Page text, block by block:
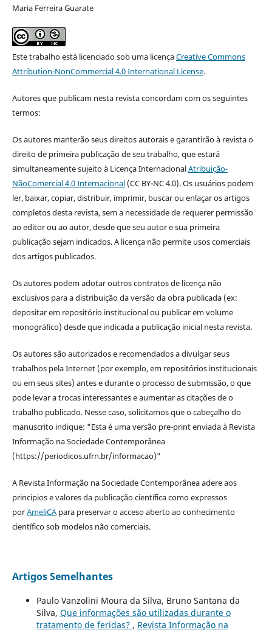
Maria Ferreira Guarate
Este trabalho está licenciado sob uma licençaCreative Commons
Attribution-NonCommercial 4.0 International License.
Autores que publicam nesta revista concordam com os seguintes
termos:
Os autores manterão seus direitos autorais e garantirão à revista o
direito de primeira publicação de seu trabalho, que estará
simultaneamente sujeito à Licença InternacionalAtribuição-
NãoComercial 4.0 Internacional(CC BY-NC 4.0). Os usuários podem
ler, baixar, copiar, distribuir, imprimir, buscar ou enlaçar os artigos
completos desta revista, sem a necessidade de requerer permissão
ao editor ou ao autor, desde que seu autor e sua primeira
publicação sejam indicados. A licença não permite usos comerciais
dos artigos publicados.
Os autores podem adotar outros contratos de licença não
exclusivos para a distribuição da versão da obra publicada (ex:
depositar em repositório institucional ou publicar em volume
monográfico) desde que indicada a publicação inicial nesta revista.
Os autores são autorizados e recomendados a divulgar seus
trabalhos pela Internet (por exemplo, em repositórios institucionais
ou em seus sites) antes e durante o processo de submissão, o que
pode levar a trocas interessantes e aumentar as citações de o
trabalho publicado. Nesse caso, solicitamos que o cabeçalho do
manuscrito indique: "Esta é uma versão pre-print enviada à Revista
Informação na Sociedade Contemporânea
(https://periodicos.ufrn.br/informacao)"
A Revista Informação na Sociedade Contemporânea adere aos
principios e valores da publicação científica como expressos
porAmeliCApara preservar o acceso aberto ao conhecimento
científico sob modelos não comerciais.
Artigos Semelhantes
Paulo Vanzolini Moura da Silva, Bruno Santana da
Silva, Que informações são utilizadas durante o
tratamento de feridas? , Revista Informação na